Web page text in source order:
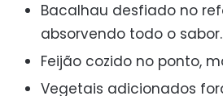
Bacalhau desfiado no
absorvendo todo o sabor.
Feijão cozido no ponto,
Vegetais adicionados